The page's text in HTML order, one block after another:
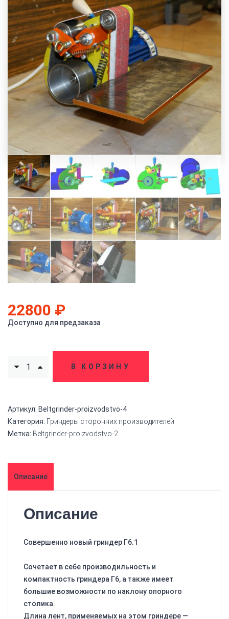
22800 ₽
Доступно для предзаказа
В КОРЗИНУ
Артикул: Beltgrinder-proizvodstvo-4
Категория: Гриндеры сторонних производителей
Метка: Beltgrinder-proizvodstvo-2
Описание
Описание
Совершенно новый гриндер Г6.1
Сочетает в себе производильность и
компактность гриндера Г6, а также имеет
большие возможности по наклону опорного
столика.
Длина лент, применяемых на этом гриндере —